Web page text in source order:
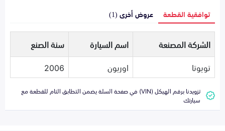
توافقية القطعة عروض أخرى (1)
الشركة المصنعة اسم السيارة
سنة الصنع
تويوتا
اوريون 2006
تزويدنا برقم الهيكل (VIN) في صفحة السلة يضمن التطابق التام للقطعة مع
سيارتك